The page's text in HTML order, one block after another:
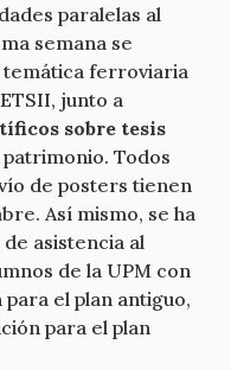
paralelas al
semana se
ferroviaria
junto a
sobre tesis
Todos
de posters tienen
Así mismo, se ha
asistencia al
de la UPM con
el plan antiguo,
para el plan